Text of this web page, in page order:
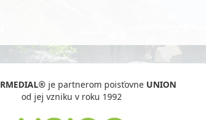
je partnerom poisťovne UNION
od jej vzniku v roku 1992